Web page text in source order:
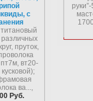
с
различных
пруток,
вт20-
ва...,
Руб.